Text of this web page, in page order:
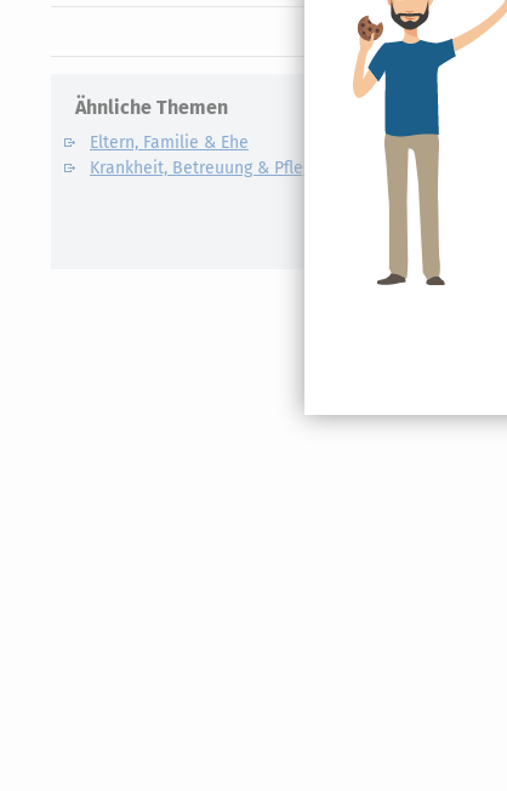
Ähnliche Themen
Eltern, Familie & Ehe
Krankheit, Betreuung & Pflege